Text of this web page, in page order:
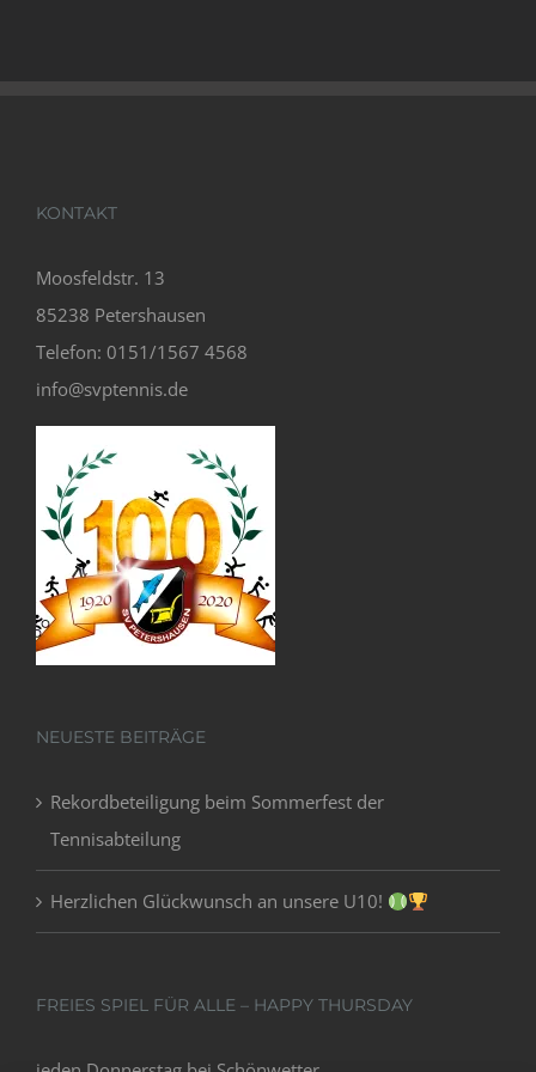
KONTAKT
Moosfeldstr. 13
85238 Petershausen
Telefon: 0151/1567 4568
info@svptennis.de
NEUESTE BEITRÄGE
Rekordbeteiligung beim Sommerfest der
Tennisabteilung
Herzlichen Glückwunsch an unsere U10!
FREIES SPIEL FÜR ALLE – HAPPY THURSDAY